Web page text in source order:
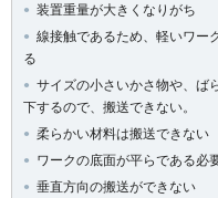
装置重量が大きくなりがち
線接触であるため、軽いワー
る
サイズの小さいかさ物や、ば
下するので、搬送できない。
柔らかい材料は搬送できない
ワークの底面が平らである必
垂直方向の搬送ができない